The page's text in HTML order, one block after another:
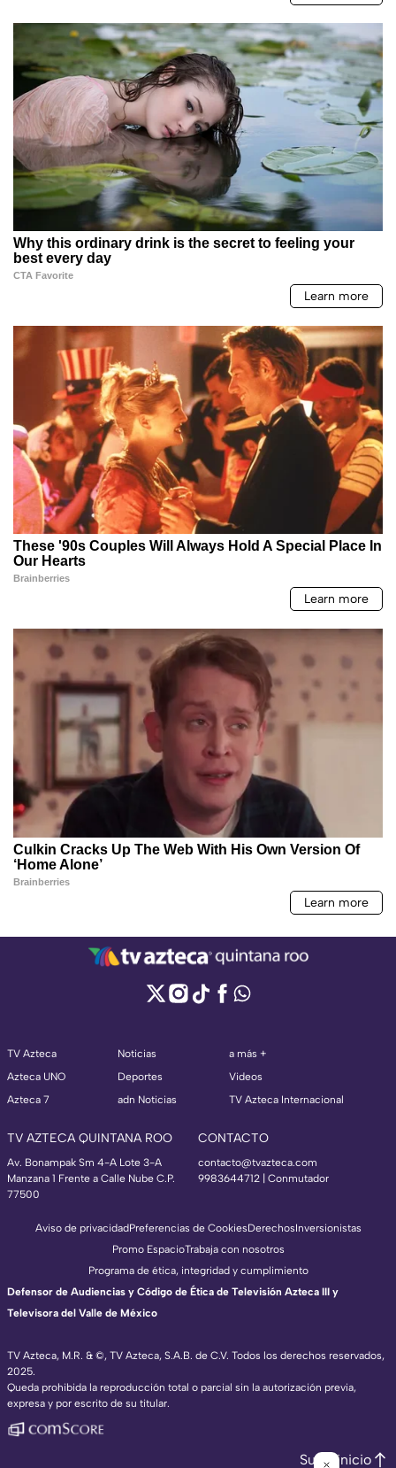
TV Azteca
Azteca UNO
Azteca 7
Noticias
Deportes
adn Noticias
a más +
Videos
TV Azteca Internacional
TV AZTECA QUINTANA ROO
Av. Bonampak Sm 4-A Lote 3-A
Manzana 1 Frente a Calle Nube C.P.
77500
CONTACTO
contacto@tvazteca.com
9983644712 | Conmutador
TV Azteca, M.R. & ©, TV Azteca, S.A.B. de C.V. Todos los derechos reservados,
2025.
Queda prohibida la reproducción total o parcial sin la autorización previa,
expresa y por escrito de su titular.
Aviso de privacidadPreferencias de CookiesDerechosInversionistas
Promo EspacioTrabaja con nosotros
Programa de ética, integridad y cumplimiento
Defensor de Audiencias y Código de Ética de Televisión Azteca III y
Televisora del Valle de México
Subir inicio